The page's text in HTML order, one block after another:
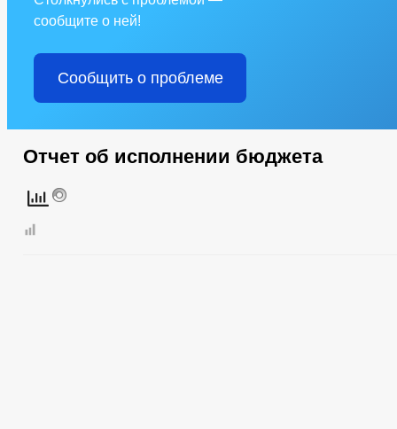
сообщите о ней!
Сообщить о проблеме
Отчет об исполнении бюджета